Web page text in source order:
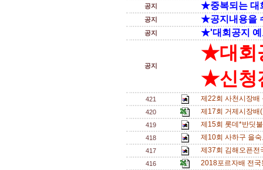
공지 ★중복되는 대
공지 ★공지내용을
공지 ★'대회공지 예
공지
★대회
★신청
421 제22회 사천시장
420 제17회 거제시장
419 제15회 롯데*반딧
418 제10회 사하구 을
417 제37회 김해오픈
416 2018포르자배 전